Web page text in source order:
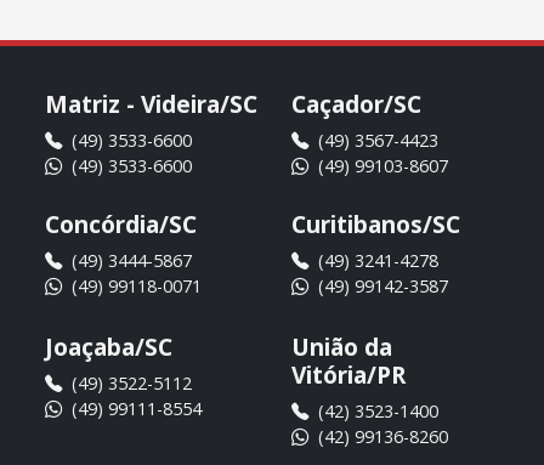
Matriz - Videira/SC
(49) 3533-6600
(49) 3533-6600
Caçador/SC
(49) 3567-4423
(49) 99103-8607
Concórdia/SC
(49) 3444-5867
(49) 99118-0071
Curitibanos/SC
(49) 3241-4278
(49) 99142-3587
Joaçaba/SC
(49) 3522-5112
(49) 99111-8554
União da
Vitória/PR
(42) 3523-1400
(42) 99136-8260